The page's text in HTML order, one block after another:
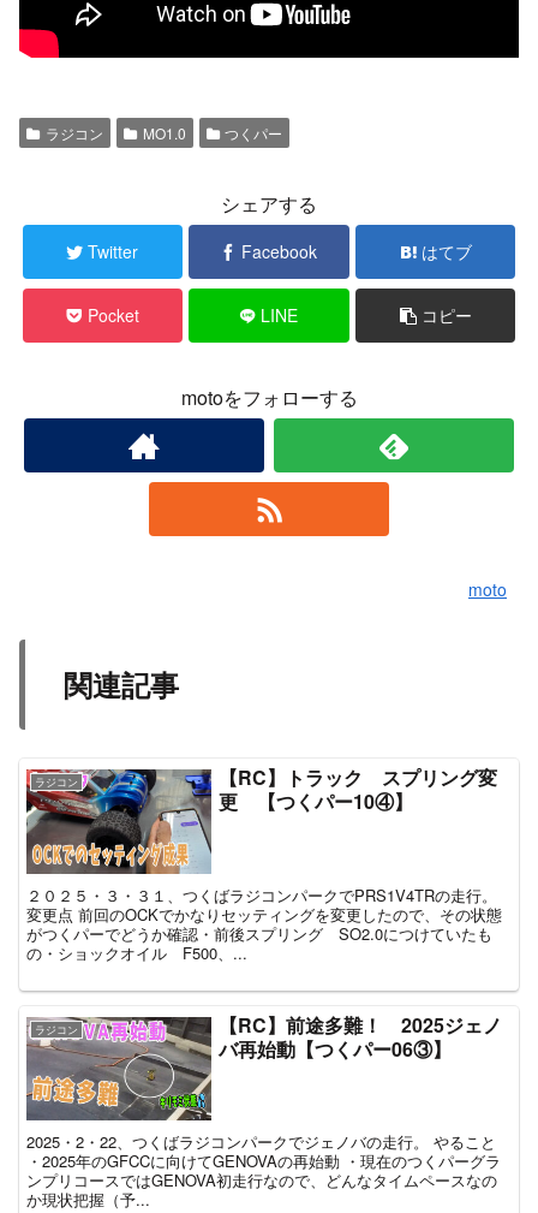
ラジコン MO1.0 つくパー
シェアする
Twitter Facebook はてブ
Pocket LINE コピー
motoをフォローする
moto
関連記事
ラジコン
【RC】トラック スプリング変
更 【つくパー10④】
２０２５・３・３１、つくばラジコンパークでPRS1V4TRの走行。
変更点 前回のOCKでかなりセッティングを変更したので、その状態
がつくパーでどうか確認・前後スプリング SO2.0につけていたも
の・ショックオイル F500、...
ラジコン
【RC】前途多難！ 2025ジェノ
バ再始動【つくパー06③】
2025・2・22、つくばラジコンパークでジェノバの走行。 やること
・2025年のGFCCに向けてGENOVAの再始動 ・現在のつくパーグラ
ンプリコースではGENOVA初走行なので、どんなタイムペースなの
か現状把握（予...